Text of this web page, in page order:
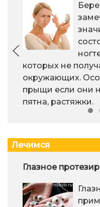
которых не
окружающих.
прыщи если они
пятна, растяжки.
Лечимся
Глазное